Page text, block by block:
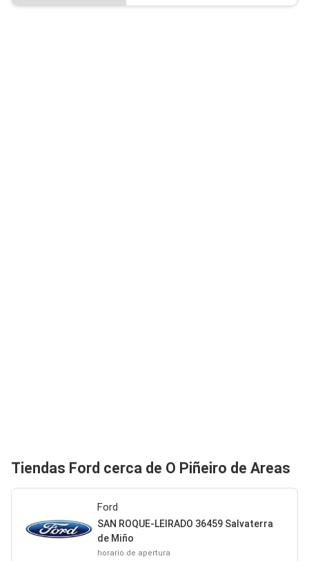
Tiendas Ford cerca de O Piñeiro de Areas
Ford
SAN ROQUE-LEIRADO 36459 Salvaterra
de Miño
horario de apertura